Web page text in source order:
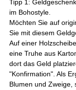
Tipp 1:
im Bohostyle.
Möchten Sie auf
Sie mit diesem
Auf einer
eine Truhe aus
dort das Geld
"Konfirmation". Als
Blumen und Zweige,